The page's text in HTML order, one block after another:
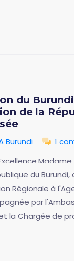
du
de la
Burundi
1
Madame
du
Régionale à
par
la Chargée de